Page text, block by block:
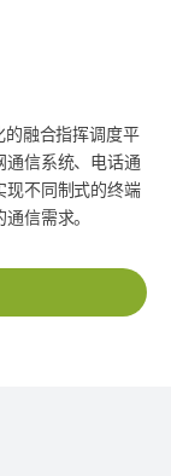
的融合指挥调度平
通信系统、电话通
现不同制式的终端
信需求。